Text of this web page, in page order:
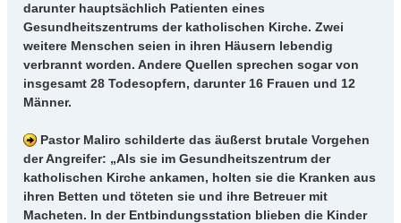
darunter hauptsächlich Patienten eines
Gesundheitszentrums der katholischen Kirche. Zwei
weitere Menschen seien in ihren Häusern lebendig
verbrannt worden. Andere Quellen sprechen sogar von
insgesamt 28 Todesopfern, darunter 16 Frauen und 12
Männer.
Pastor Maliro schilderte das äußerst brutale Vorgehen
der Angreifer: „Als sie im Gesundheitszentrum der
katholischen Kirche ankamen, holten sie die Kranken aus
ihren Betten und töteten sie und ihre Betreuer mit
Macheten. In der Entbindungsstation blieben die Kinder